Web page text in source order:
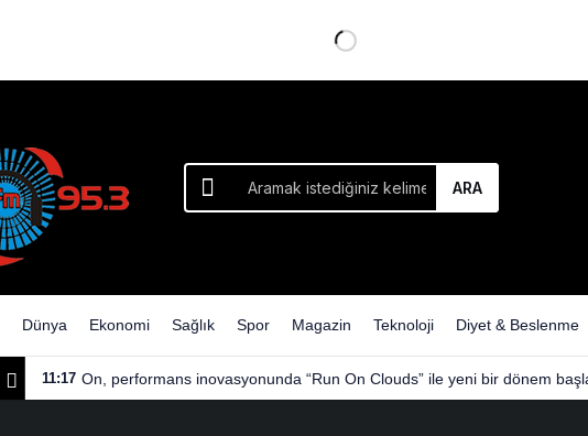
ARA
Dünya Ekonomi Sağlık Spor Magazin Teknoloji Diyet & Beslenme
11:17 On, performans inovasyonunda “Run On Clouds” ile yeni bir dönem